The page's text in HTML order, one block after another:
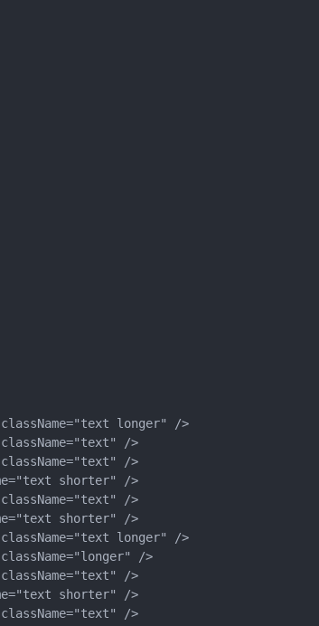
longer" />
/>
/>
shorter" />
/>
shorter" />
longer" />
/>
/>
shorter" />
/>